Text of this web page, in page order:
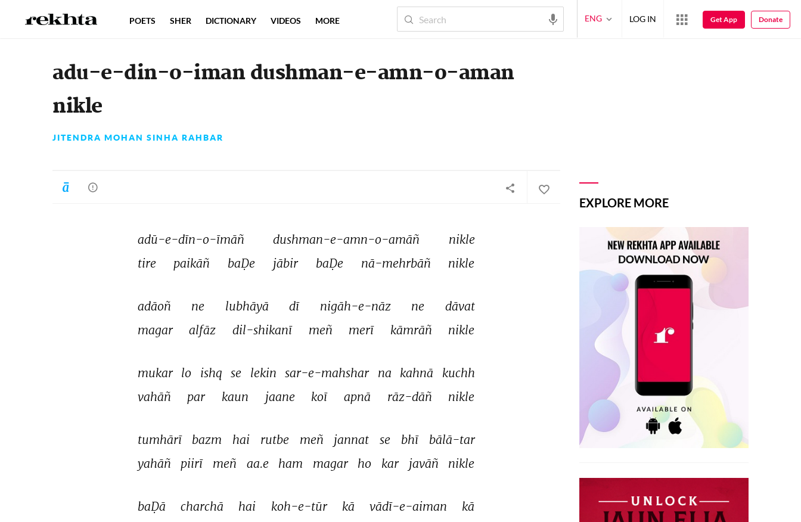
adu-e-din-o-iman dushman-e-amn-o-aman
nikle
JITENDRA MOHAN SINHA RAHBAR
adū-e-dīn-o-īmāñ dushman-e-amn-o-amāñ
nikle
tire
paikāñ baḌe jābir baḌe nā-mehrbāñ nikle
adāoñ ne lubhāyā dī nigāh-e-nāz ne
dāvat
magar
alfāz dil-shikanī meñ merī kāmrāñ nikle
mukar lo ishq se lekin sar-e-mahshar na kahnā
kuchh
vahāñ
par kaun jaane koī apnā rāz-dāñ nikle
tumhārī bazm hai rutbe meñ jannat se bhī
bālā-tar
yahāñ
piirī meñ aa.e ham magar ho kar javāñ nikle
baḌā charchā hai koh-e-tūr kā vādī-e-aiman
kā
EXPLORE MORE
POETS SHER DICTIONARY VIDEOS MORE ENG LOG IN Get App Donate